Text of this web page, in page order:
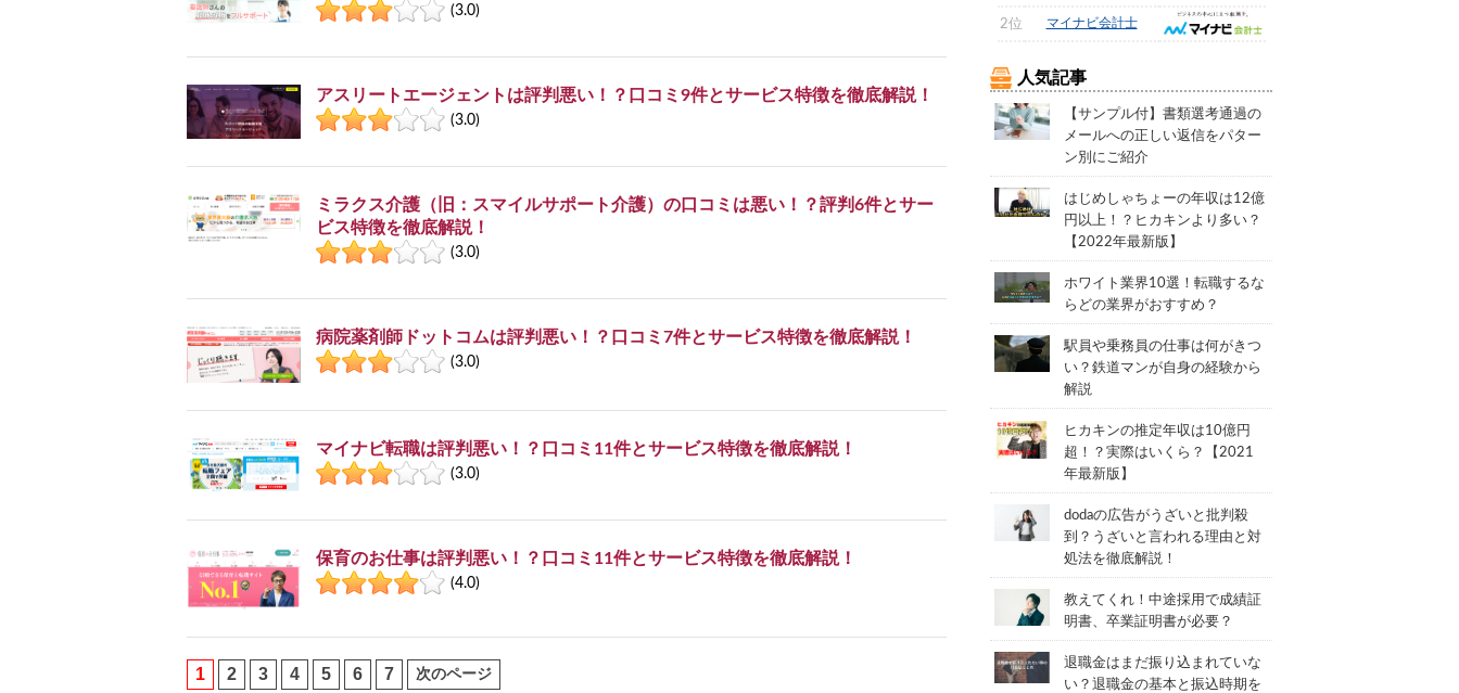
(3.0)
アスリートエージェントは評判悪い！？口コミ9件とサービス特徴を徹底解説！
(3.0)
ミラクス介護（旧：スマイルサポート介護）の口コミは悪い！？評判6件とサー
ビス特徴を徹底解説！
(3.0)
病院薬剤師ドットコムは評判悪い！？口コミ7件とサービス特徴を徹底解説！
(3.0)
マイナビ転職は評判悪い！？口コミ11件とサービス特徴を徹底解説！
(3.0)
保育のお仕事は評判悪い！？口コミ11件とサービス特徴を徹底解説！
(4.0)
1 2 3 4 5 6 7 次のページ
2位 マイナビ会計士
人気記事
【サンプル付】書類選考通過の
メールへの正しい返信をパター
ン別にご紹介
はじめしゃちょーの年収は12億
円以上！？ヒカキンより多い？
【2022年最新版】
ホワイト業界10選！転職するな
らどの業界がおすすめ？
駅員や乗務員の仕事は何がきつ
い？鉄道マンが自身の経験から
解説
ヒカキンの推定年収は10億円
超！？実際はいくら？【2021
年最新版】
dodaの広告がうざいと批判殺
到？うざいと言われる理由と対
処法を徹底解説！
教えてくれ！中途採用で成績証
明書、卒業証明書が必要？
退職金はまだ振り込まれていな
い？退職金の基本と振込時期を